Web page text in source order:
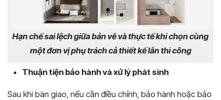
Hạn chế sai lệch giữa bản vẽ và thực tế khi chọn cùng
một đơn vị phụ trách cả thiết kế lẫn thi công
Thuận tiện bảo hành và xử lý phát sinh
Sau khi bàn giao, nếu cần điều chỉnh, bảo hành hoặc bảo